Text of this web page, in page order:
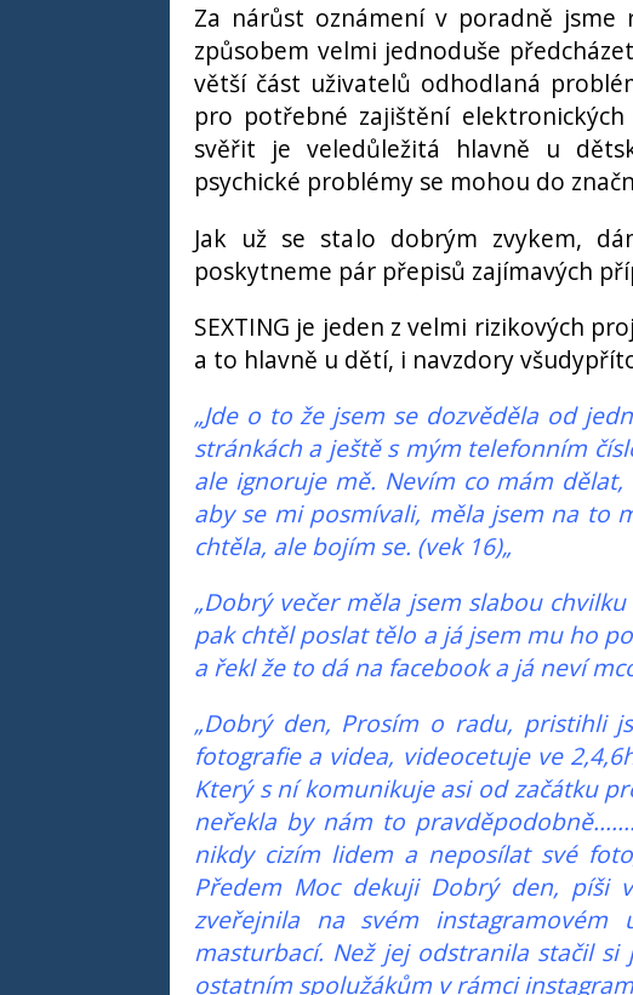
Za nárůst oznámení v poradně
způsobem velmi jednoduše
větší část uživatelů odhodlaná
pro potřebné zajištění
svěřit je veledůležitá hlavně u
psychické problémy se mohou do
Jak už se stalo dobrým zvykem,
poskytneme pár přepisů zajímavých
SEXTING je jeden z velmi rizikových
a to hlavně u dětí, i navzdory
„Jde o to že jsem se dozvěděla od
stránkách a ještě s mým telefonním
ale ignoruje mě. Nevím co mám
aby se mi posmívali, měla jsem na to
chtěla, ale bojím se. (vek 16)„
„Dobrý večer měla jsem slabou
pak chtěl poslat tělo a já jsem mu ho
a řekl že to dá na facebook a já neví
„Dobrý den, Prosím o radu, pristihli
fotografie a videa, videocetuje ve
Který s ní komunikuje asi od začátku
neřekla by nám to
nikdy cizím lidem a neposílat své
Předem Moc dekuji Dobrý den, píši
zveřejnila na svém
masturbací. Než jej odstranila stačil
ostatním spolužákům v rámci